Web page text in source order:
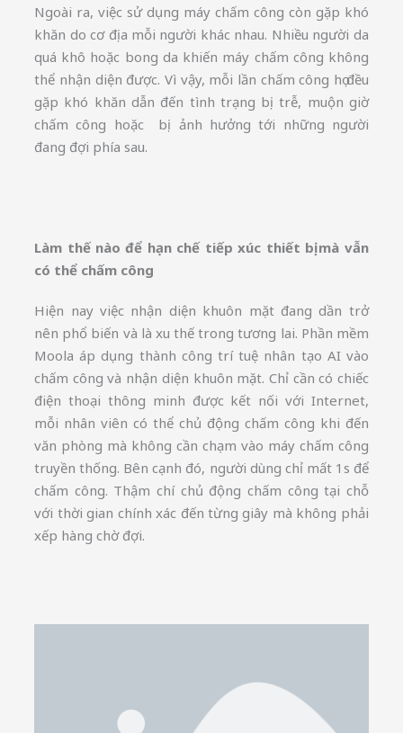
Ngoài ra, việc sử dụng máy chấm công còn gặp khó
khăn do cơ địa mỗi người khác nhau. Nhiều người da
quá khô hoặc bong da khiến máy chấm công không
thể nhận diện được. Vì vậy, mỗi lần chấm công họ đều
gặp khó khăn dẫn đến tình trạng bị trễ, muộn giờ
chấm công hoặc bị ảnh hưởng tới những người
đang đợi phía sau.
Làm thế nào để hạn chế tiếp xúc thiết bị mà vẫn
có thể chấm công
Hiện nay việc nhận diện khuôn mặt đang dần trở
nên phổ biến và là xu thế trong tương lai. Phần mềm
Moola áp dụng thành công trí tuệ nhân tạo AI vào
chấm công và nhận diện khuôn mặt. Chỉ cần có chiếc
điện thoại thông minh được kết nối với Internet,
mỗi nhân viên có thể chủ động chấm công khi đến
văn phòng mà không cần chạm vào máy chấm công
truyền thống. Bên cạnh đó, người dùng chỉ mất 1s để
chấm công. Thậm chí chủ động chấm công tại chỗ
với thời gian chính xác đến từng giây mà không phải
xếp hàng chờ đợi.